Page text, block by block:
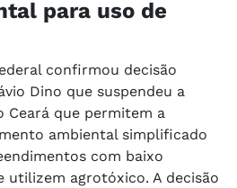
para uso de
confirmou decisão
Dino que suspendeu a
Ceará que permitem a
ambiental simplificado
com baixo
utilizem agrotóxico. A decisão